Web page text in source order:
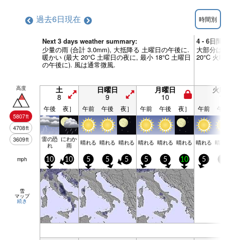
過去6日現在 時間別
Next 3 days weather summary:
少量の雨 (合計 3.0mm), 大抵降る 土曜日の午後に.
暖かい (最大 20°C 土曜日の夜に, 最小 18°C 土曜日
の午後に). 風は通常微風.
4 - 6日
大部分は
20°C 火
高度
5807ft
4708ft
3609ft
土
8
日曜日
9
月曜日
10
火
午後 夜］ 午前 午後 夜］ 午前 午後 夜］ 午前 午
雷の恐
れ
にわか
雨 晴れる 晴れる 晴れる 晴れる 晴れる 晴れる 晴れる 晴
mph 10 10 5 5 5 5 5 10 5
雪
マップ
続き